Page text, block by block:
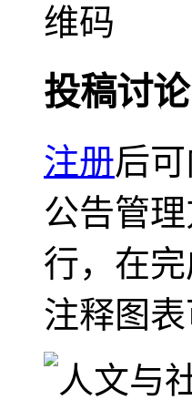
投稿讨论
注册后
公告管
行，在
注释图